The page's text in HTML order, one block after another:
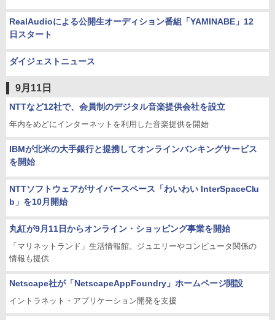
RealAudioによる公開生オーディション番組「YAMINABE」12
日スタート
ダイジェストニュース
9月11日
NTTなど12社で、会員制のデジタル音楽提供会社を設立
年内をめどにインターネットを利用した音楽提供を開始
IBMが北米の大手銀行と提携してオンラインバンキングサービス
を開始
NTTソフトウェアがサイバースペース「わいわい InterSpaceClu
b」を10月開始
丸紅が9月11日からオンライン・ショッピング事業を開始
「マリネットランド」生活情報館。ジュエリーやコンピュータ関係の
情報も提供
Netscape社が「NetscapeAppFoundry」ホームページ開設
イントラネット・アプリケーション開発を支援